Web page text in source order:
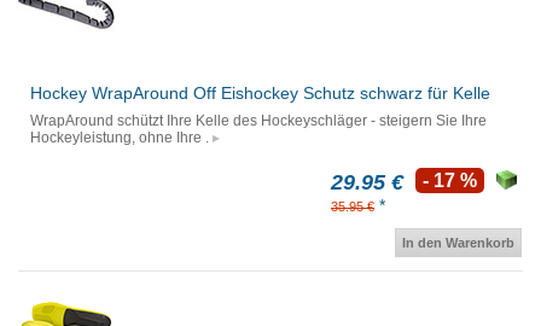
Hockey WrapAround Off Eishockey Schutz schwarz für Kelle
WrapAround schützt Ihre Kelle des Hockeyschläger - steigern Sie Ihre
Hockeyleistung, ohne Ihre .
29.95 €
35.95 € *
- 17 %
In den Warenkorb